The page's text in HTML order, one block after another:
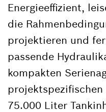
Energieeffizient,
die
projektieren und
passende
kompakten
75.000 Liter